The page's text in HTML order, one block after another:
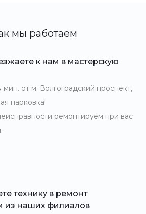
мы работаем
к нам в мастерскую
мин. от м. Волгоградский проспект,
парковка!
ремонтируем при вас
технику в ремонт
из наших филиалов